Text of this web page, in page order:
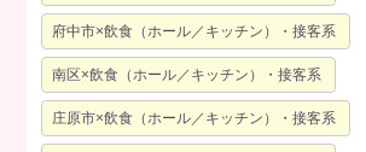
府中市×飲食（ホール／キッチン）・接客系
南区×飲食（ホール／キッチン）・接客系
庄原市×飲食（ホール／キッチン）・接客系